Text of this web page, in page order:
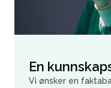
En
Vi ønsker en